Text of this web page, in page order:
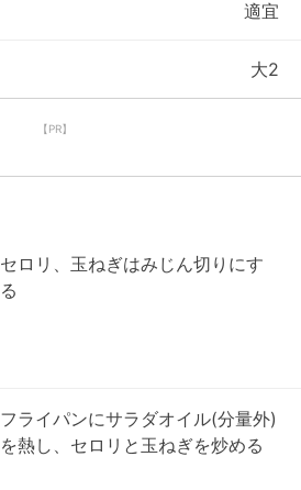
適宜
大2
【PR】
セロリ、玉ねぎはみじん切りにす
る
フライパンにサラダオイル(分量外)
を熱し、セロリと玉ねぎを炒める